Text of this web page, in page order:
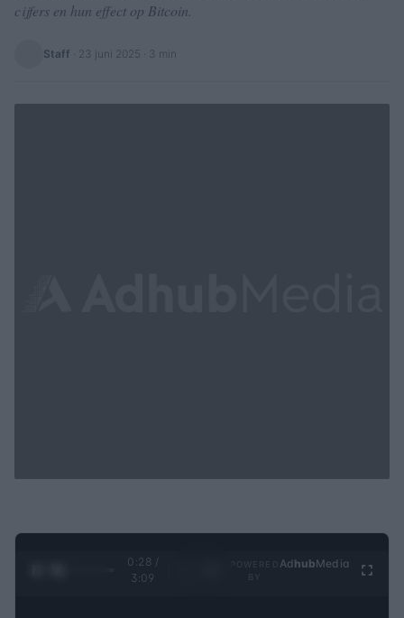
cijfers en hun effect op Bitcoin.
Staff 23 juni 2025 · 3 min
0:29 /
3:09
Ad hubMedia